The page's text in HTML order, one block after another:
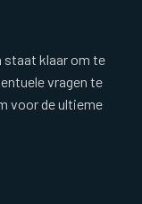
staat klaar om te
vragen te
voor de ultieme